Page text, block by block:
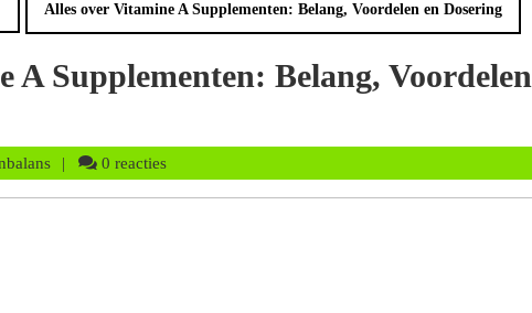
Alles over Vitamine A Supplementen: Belang, Voordelen en Dosering
A Supplementen: Belang, Voordelen
uwdierinbalans
0 reacties